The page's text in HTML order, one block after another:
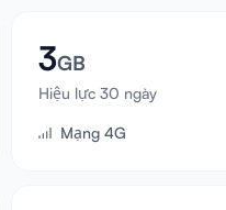
3GB
Hiệu lực 30 ngày
Mạng 4G